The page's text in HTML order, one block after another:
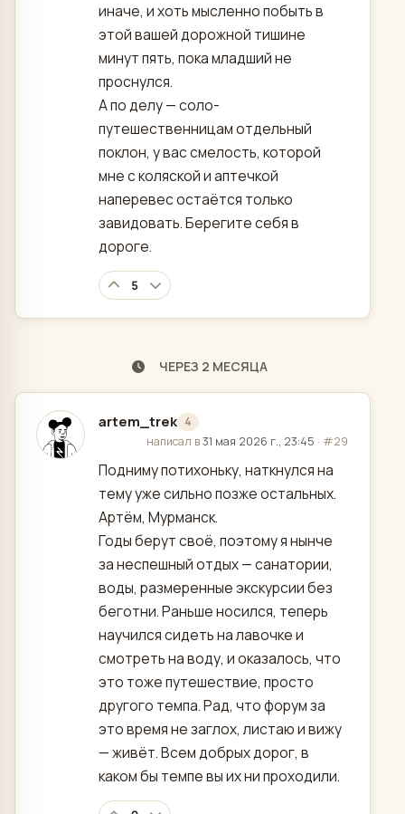
иначе, и хоть мысленно побыть в
этой вашей дорожной тишине
минут пять, пока младший не
проснулся.
А по делу — соло-
путешественницам отдельный
поклон, у вас смелость, которой
мне с коляской и аптечкой
наперевес остаётся только
завидовать. Берегите себя в
дороге.
5
ЧЕРЕЗ 2 МЕСЯЦА
artem_trek 4
отредактировано
написал в31 мая 2026 г., 23:45 · #29
Подниму потихоньку, наткнулся на
тему уже сильно позже остальных.
Артём, Мурманск.
Годы берут своё, поэтому я нынче
за неспешный отдых — санатории,
воды, размеренные экскурсии без
беготни. Раньше носился, теперь
научился сидеть на лавочке и
смотреть на воду, и оказалось, что
это тоже путешествие, просто
другого темпа. Рад, что форум за
это время не заглох, листаю и вижу
— живёт. Всем добрых дорог, в
каком бы темпе вы их ни проходили.